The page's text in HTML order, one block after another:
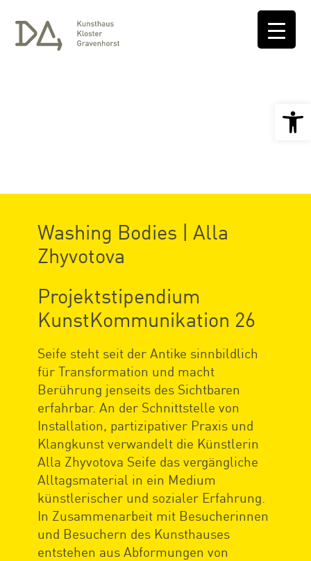
Washing Bodies | Alla
Zhyvotova
Projektstipendium
KunstKommunikation 26
Seife steht seit der Antike sinnbildlich
für Transformation und macht
Berührung jenseits des Sichtbaren
erfahrbar. An der Schnittstelle von
Installation, partizipativer Praxis und
Klangkunst verwandelt die Künstlerin
Alla Zhyvotova Seife das vergängliche
Alltagsmaterial in ein Medium
künstlerischer und sozialer Erfahrung.
In Zusammenarbeit mit Besucherinnen
und Besuchern des Kunsthauses
entstehen aus Abformungen von